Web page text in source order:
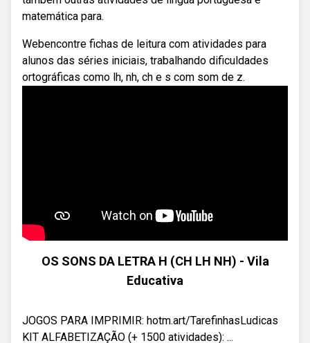
matemática para.
Webencontre fichas de leitura com atividades para
alunos das séries iniciais, trabalhando dificuldades
ortográficas como lh, nh, ch e s com som de z.
OS SONS DA LETRA H (CH LH NH) - Vila
Educativa
JOGOS PARA IMPRIMIR: hotm.art/TarefinhasLudicas
KIT ALFABETIZAÇÃO (+ 1500 atividades): ...